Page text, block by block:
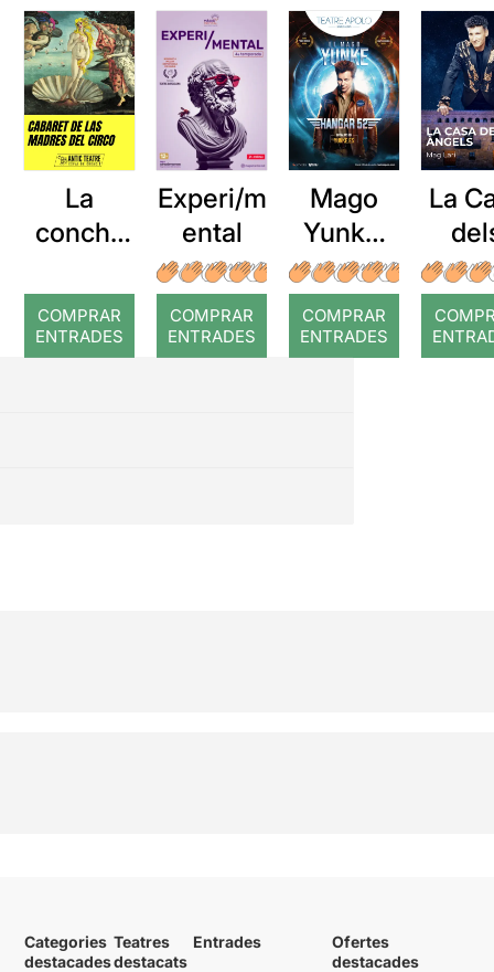
La
concha
madre
Cabaret
COMPRAR
ENTRADES
Experi/m
ental
COMPRAR
ENTRADES
Mago
Yunke:
Hangar
52
COMPRAR
ENTRADES
La
Categories
destacades
Teatres
destacats
Entrades
Ofertes
destacades